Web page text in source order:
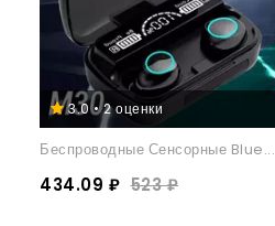
3.0 • 2 оценки
Беспроводные Сенсорные Blue...
434.09 ₽ 523 ₽